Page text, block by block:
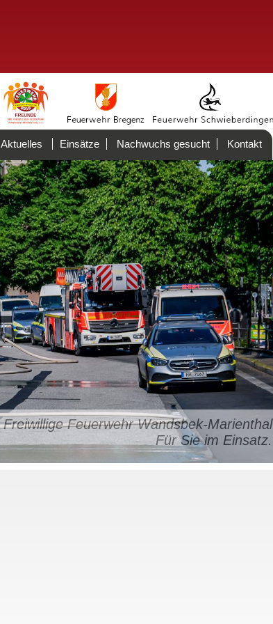
Aktuelles Einsätze Nachwuchs gesucht Kontakt
Freiwillige Feuerwehr Wandsbek-Marienthal
Für Sie im Einsatz.